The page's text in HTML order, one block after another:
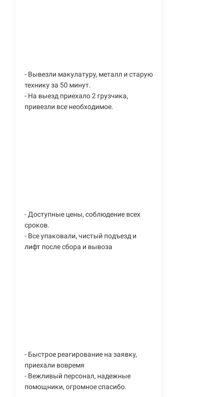
- Вывезли макулатуру, металл и старую
технику за 50 минут.
- На выезд приехало 2 грузчика,
привезли все необходимое.
- Доступные цены, соблюдение всех
сроков.
- Все упаковали, чистый подъезд и
лифт после сбора и вывоза
- Быстрое реагирование на заявку,
приехали вовремя
- Вежливый персонал, надежные
помощники, огромное спасибо.